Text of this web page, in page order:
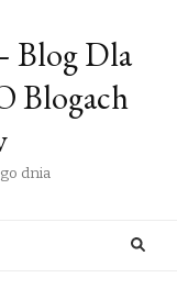
Blog Dla
Blogach
dnia